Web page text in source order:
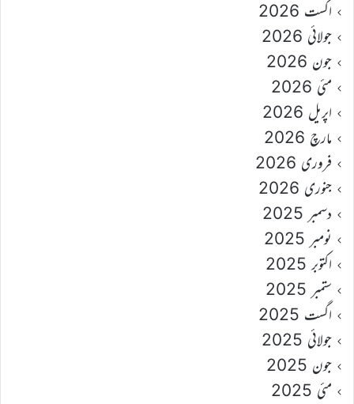
اگست 2026
جولائی 2026
جون 2026
مئی 2026
اپریل 2026
مارچ 2026
فروری 2026
جنوری 2026
دسمبر 2025
نومبر 2025
اکتوبر 2025
ستمبر 2025
اگست 2025
جولائی 2025
جون 2025
مئی 2025